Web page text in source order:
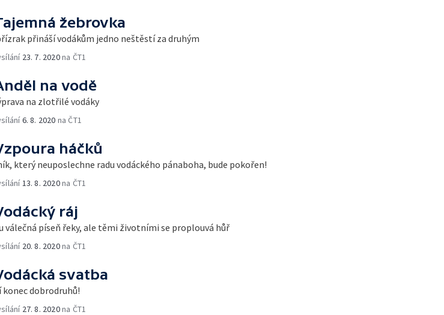
žebrovka
přináší vodákům jedno neštěstí za druhým
23. 7. 2020na ČT1
na vodě
na zlotřilé vodáky
6. 8. 2020 na ČT1
háčků
který neuposlechne radu vodáckého pánaboha, bude pokořen!
13. 8. 2020na ČT1
ráj
válečná píseň řeky, ale těmi životními se proplouvá hůř
20. 8. 2020na ČT1
svatba
dobrodruhů!
27. 8. 2020na ČT1